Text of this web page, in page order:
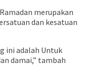
merupakan
dan kesatuan
ini adalah Untuk
damai,” tambah